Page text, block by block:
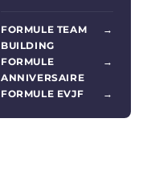
FORMULE TEAM
BUILDING
→
FORMULE
ANNIVERSAIRE
→
FORMULE EVJF →